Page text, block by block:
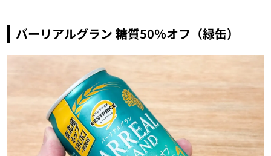
バーリアルグラン 糖質50％オフ（緑缶）